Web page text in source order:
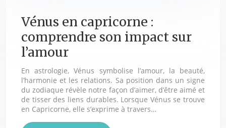
Vénus en capricorne :
comprendre son impact sur
l’amour
En astrologie, Vénus symbolise l’amour, la beauté,
l’harmonie et les relations. Sa position dans un signe
du zodiaque révèle notre façon d’aimer, d’être aimé et
de tisser des liens durables. Lorsque Vénus se trouve
en Capricorne, elle s’exprime à travers…